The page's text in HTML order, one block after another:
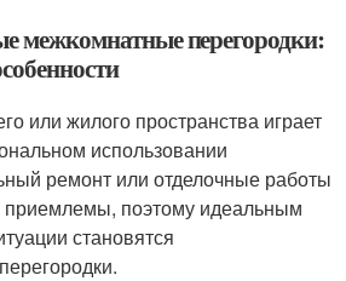
межкомнатные перегородки:
или жилого пространства играет
использовании
ремонт или отделочные работы
приемлемы, поэтому идеальным
становятся